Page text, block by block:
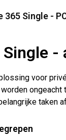
Single -
-
voor
taken